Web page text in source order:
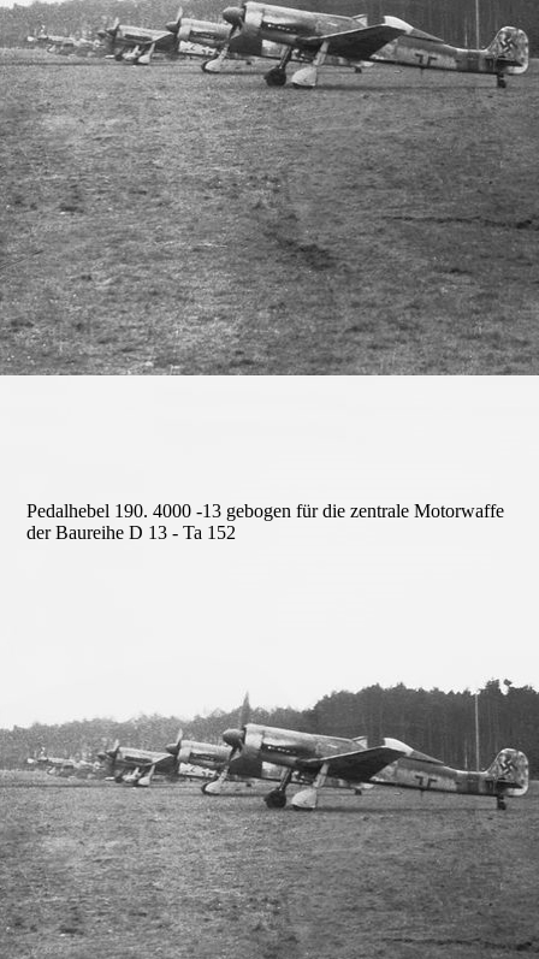
Pedalhebel 190. 4000 -13 gebogen für die zentrale Motorwaffe
der Baureihe D 13 - Ta 152